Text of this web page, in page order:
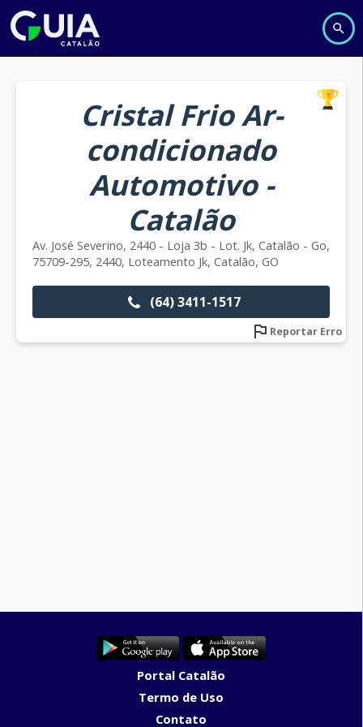
Cristal Frio Ar-
condicionado
Automotivo -
Catalão
Av. José Severino, 2440 - Loja 3b - Lot. Jk, Catalão - Go,
75709-295, 2440, Loteamento Jk, Catalão, GO
(64) 3411-1517
Reportar Erro
Portal Catalão
Termo de Uso
Contato